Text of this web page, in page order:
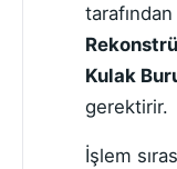
tarafından
Kulak
gerektirir.
İşlem